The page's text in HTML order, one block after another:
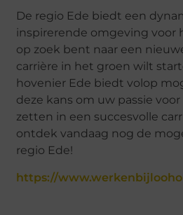
De regio Ede biedt een
inspirerende omgeving voor
op zoek bent naar een
carrière in het groen wilt
hovenier Ede biedt volop
deze kans om uw passie
zetten in een succesvolle
ontdek vandaag nog de
regio Ede!
https://